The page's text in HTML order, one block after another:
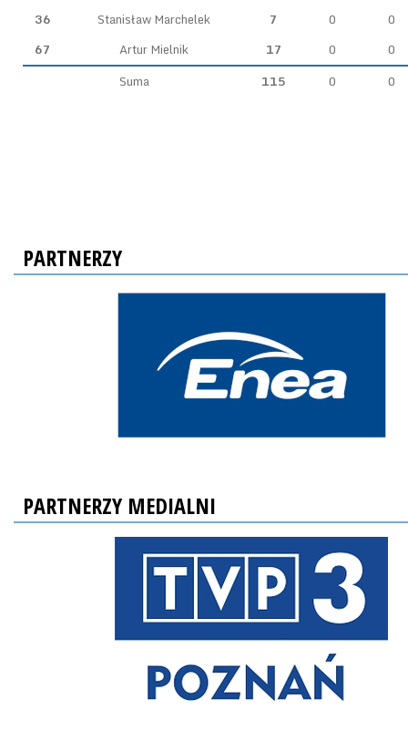
36
Stanisław Marchelek 7 0
0
67
Artur Mielnik 17 0
0
Suma
115 0 0
PARTNERZY
PARTNERZY MEDIALNI